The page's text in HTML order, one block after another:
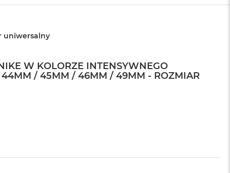
uniwersalny
W KOLORZE INTENSYWNEGO
44MM / 45MM / 46MM / 49MM - ROZMIAR